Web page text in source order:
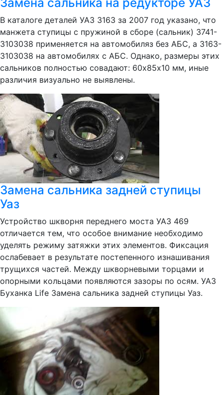
В каталоге деталей УАЗ 3163 за 2007 год указано, что
манжета ступицы с пружиной в сборе (сальник) 3741-
3103038 применяется на автомобиляз без АБС, а 3163-
3103038 на автомобилях с АБС. Однако, размеры этих
сальников полностью совадают: 60х85х10 мм, иные
различия визуально не выявлены.
Замена сальника задней ступицы
Уаз
Устройство шкворня переднего моста УАЗ 469
отличается тем, что особое внимание необходимо
уделять режиму затяжки этих элементов. Фиксация
ослабевает в результате постепенного изнашивания
трущихся частей. Между шкворневыми торцами и
опорными кольцами появляются зазоры по осям. УАЗ
Буханка Life Замена сальника задней ступицы Уаз.